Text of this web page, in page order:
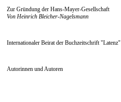
Zur Gründung der Hans-Mayer-Gesellschaft
Von Heinrich Bleicher-Nagelsmann
Internationaler Beirat der Buchzeitschrift "Latenz"
Autorinnen und Autoren